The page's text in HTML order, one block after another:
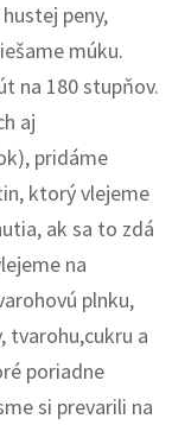
peny,
múku.
na 180 stupňov.
aj
pridáme
ktorý vlejeme
ak sa to zdá
na
plnku,
tvarohu,cukru a
poriadne
si prevarili na